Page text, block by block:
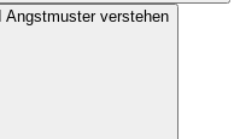
verstehen